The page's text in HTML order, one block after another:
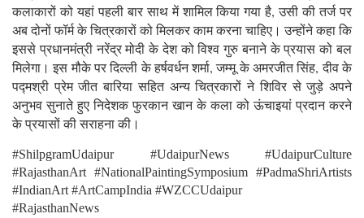
कलाकारों को यहां पहली बार साथ में शामिल किया गया है, उसी की तर्ज पर
अब दोनों फॉर्म के चित्रकारों को मिलकर काम करना चाहिए। उन्होंने कहा कि
इससे प्रधानमंत्री नरेंद्र मोदी के देश को विश्व गुरु बनाने के प्रयास को बल
मिलेगा। इस मौके पर दिल्ली के हर्षवर्धन शर्मा, जम्मू के अमरजीत सिंह, दीव के
पद्मश्री प्रेम जीत बारिया सहित अन्य चित्रकारों ने शिविर से जुड़े अपने
अनुभव सुनाते हुए निदेशक फुरकान खान के कला को ऊंचाइयां प्रदान करने
के प्रयासों की सराहना की।
#ShilpgramUdaipur #UdaipurNews #UdaipurCulture
#RajasthanArt #NationalPaintingSymposium #PadmaShriArtists
#IndianArt #ArtCampIndia #WZCCUdaipur
#RajasthanNews